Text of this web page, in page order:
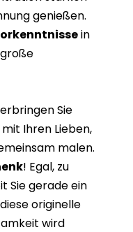
genießen.
in
Sie
Ihren Lieben,
malen.
! Egal, zu
Sie gerade ein
originelle
wird